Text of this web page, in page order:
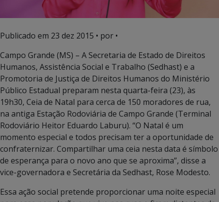
Publicado em 23 dez 2015 • por •
Campo Grande (MS) – A Secretaria de Estado de Direitos
Humanos, Assistência Social e Trabalho (Sedhast) e a
Promotoria de Justiça de Direitos Humanos do Ministério
Público Estadual preparam nesta quarta-feira (23), às
19h30, Ceia de Natal para cerca de 150 moradores de rua,
na antiga Estação Rodoviária de Campo Grande (Terminal
Rodoviário Heitor Eduardo Laburu). “O Natal é um
momento especial e todos precisam ter a oportunidade de
confraternizar. Compartilhar uma ceia nesta data é símbolo
de esperança para o novo ano que se aproxima”, disse a
vice-governadora e Secretária da Sedhast, Rose Modesto.
Essa ação social pretende proporcionar uma noite especial